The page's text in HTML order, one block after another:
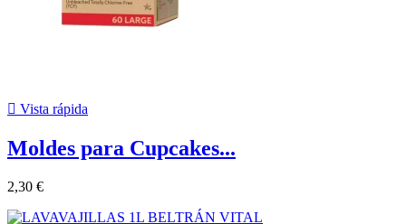
 Vista rápida
Moldes para Cupcakes...
2,30 €